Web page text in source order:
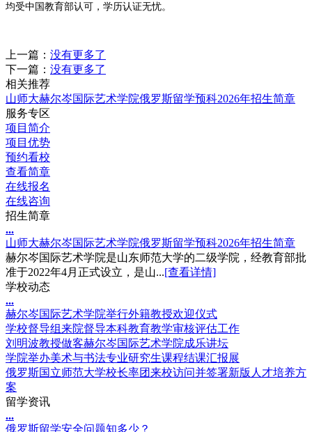
均受中国教育部认可，学历认证无忧。
上一篇： 没有更多了
下一篇： 没有更多了
相关推荐
山师大赫尔岑国际艺术学院俄罗斯留学预科2026年招生简章
服务专区
项目简介
项目优势
预约看校
查看简章
在线报名
在线咨询
招生简章
...
山师大赫尔岑国际艺术学院俄罗斯留学预科2026年招生简章
​赫尔岑国际艺术学院是山东师范大学的二级学院，经教育部批
准于2022年4月正式设立，是山...[查看详情]
学校动态
...
赫尔岑国际艺术学院举行外籍教授欢迎仪式
学校督导组来院督导本科教育教学审核评估工作
刘明波教授做客赫尔岑国际艺术学院成乐讲坛
学院举办美术与书法专业研究生课程结课汇报展
俄罗斯国立师范大学校长率团来校访问并签署新版人才培养方
案
留学资讯
...
俄罗斯留学安全问题知多少？